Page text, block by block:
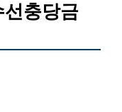
선충당금